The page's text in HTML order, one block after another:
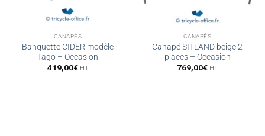
CANAPÉS
Banquette CIDER modèle
Tago – Occasion
419,00€ HT
CANAPÉS
Canapé SITLAND beige 2
places – Occasion
769,00€ HT